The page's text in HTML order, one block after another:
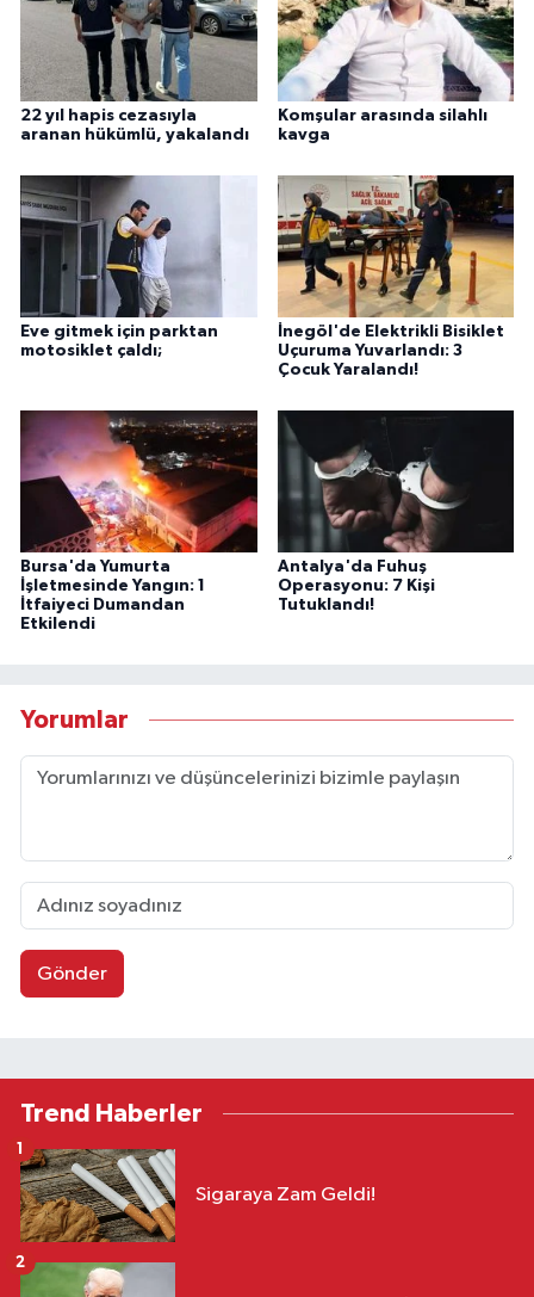
22 yıl hapis cezasıyla
aranan hükümlü, yakalandı
Komşular arasında silahlı
kavga
Eve gitmek için parktan
motosiklet çaldı;
İnegöl'de Elektrikli Bisiklet
Uçuruma Yuvarlandı: 3
Çocuk Yaralandı!
Bursa'da Yumurta
İşletmesinde Yangın: 1
İtfaiyeci Dumandan
Etkilendi
Antalya'da Fuhuş
Operasyonu: 7 Kişi
Tutuklandı!
Yorumlar
Gönder
Trend Haberler
Sigaraya Zam Geldi!
1
2